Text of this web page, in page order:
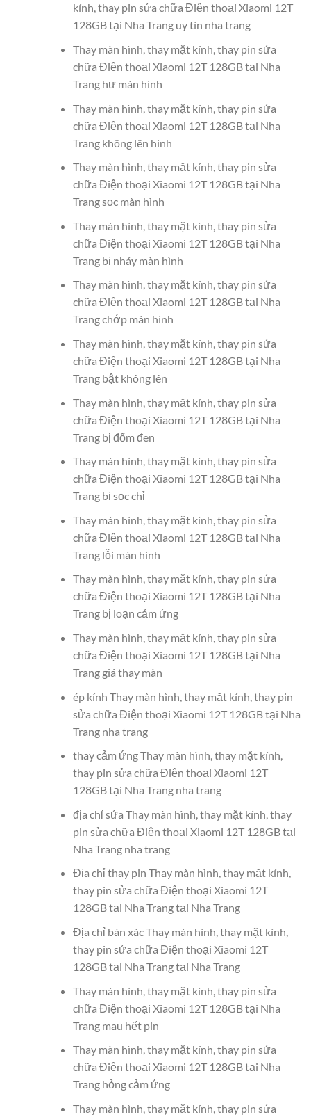
kính, thay pin sửa chữa Điện thoại Xiaomi 12T
128GB tại Nha Trang uy tín nha trang
Thay màn hình, thay mặt kính, thay pin sửa
chữa Điện thoại Xiaomi 12T 128GB tại Nha
Trang hư màn hình
Thay màn hình, thay mặt kính, thay pin sửa
chữa Điện thoại Xiaomi 12T 128GB tại Nha
Trang không lên hình
Thay màn hình, thay mặt kính, thay pin sửa
chữa Điện thoại Xiaomi 12T 128GB tại Nha
Trang sọc màn hình
Thay màn hình, thay mặt kính, thay pin sửa
chữa Điện thoại Xiaomi 12T 128GB tại Nha
Trang bị nháy màn hình
Thay màn hình, thay mặt kính, thay pin sửa
chữa Điện thoại Xiaomi 12T 128GB tại Nha
Trang chớp màn hình
Thay màn hình, thay mặt kính, thay pin sửa
chữa Điện thoại Xiaomi 12T 128GB tại Nha
Trang bật không lên
Thay màn hình, thay mặt kính, thay pin sửa
chữa Điện thoại Xiaomi 12T 128GB tại Nha
Trang bị đốm đen
Thay màn hình, thay mặt kính, thay pin sửa
chữa Điện thoại Xiaomi 12T 128GB tại Nha
Trang bị sọc chỉ
Thay màn hình, thay mặt kính, thay pin sửa
chữa Điện thoại Xiaomi 12T 128GB tại Nha
Trang lỗi màn hình
Thay màn hình, thay mặt kính, thay pin sửa
chữa Điện thoại Xiaomi 12T 128GB tại Nha
Trang bị loạn cảm ứng
Thay màn hình, thay mặt kính, thay pin sửa
chữa Điện thoại Xiaomi 12T 128GB tại Nha
Trang giá thay màn
ép kính Thay màn hình, thay mặt kính, thay pin
sửa chữa Điện thoại Xiaomi 12T 128GB tại Nha
Trang nha trang
thay cảm ứng Thay màn hình, thay mặt kính,
thay pin sửa chữa Điện thoại Xiaomi 12T
128GB tại Nha Trang nha trang
địa chỉ sửa Thay màn hình, thay mặt kính, thay
pin sửa chữa Điện thoại Xiaomi 12T 128GB tại
Nha Trang nha trang
Địa chỉ thay pin Thay màn hình, thay mặt kính,
thay pin sửa chữa Điện thoại Xiaomi 12T
128GB tại Nha Trang tại Nha Trang
Địa chỉ bán xác Thay màn hình, thay mặt kính,
thay pin sửa chữa Điện thoại Xiaomi 12T
128GB tại Nha Trang tại Nha Trang
Thay màn hình, thay mặt kính, thay pin sửa
chữa Điện thoại Xiaomi 12T 128GB tại Nha
Trang mau hết pin
Thay màn hình, thay mặt kính, thay pin sửa
chữa Điện thoại Xiaomi 12T 128GB tại Nha
Trang hỏng cảm ứng
Thay màn hình, thay mặt kính, thay pin sửa